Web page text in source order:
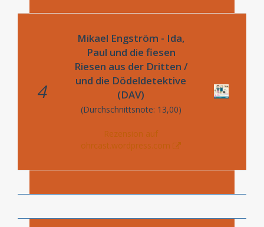
4
Mikael Engström - Ida,
Paul und die fiesen
Riesen aus der Dritten /
und die Dödeldetektive
(DAV)
(Durchschnittsnote: 13,00)
Rezension auf
ohrcast.wordpress.com